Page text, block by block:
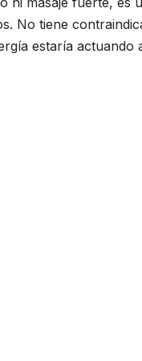
No tiene
estaría actuando